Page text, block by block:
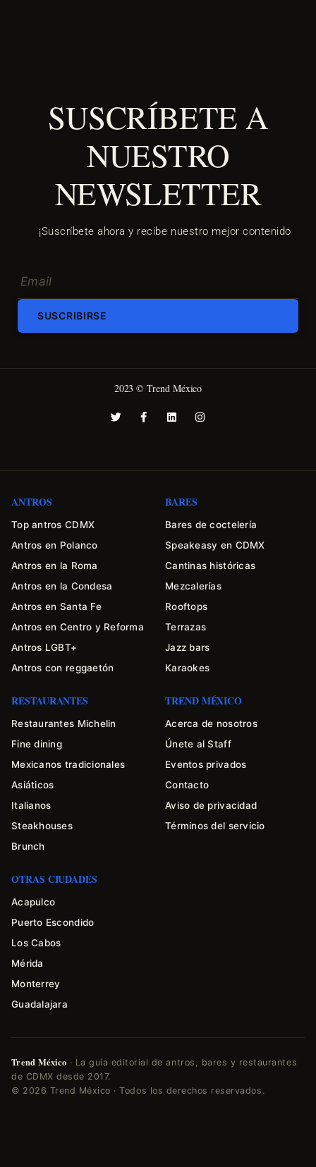
SUSCRÍBETE A
NUESTRO
NEWSLETTER
¡Suscríbete ahora y recibe nuestro mejor contenido
SUSCRIBIRSE
2023 © Trend México
ANTROS
Top antros CDMX
Antros en Polanco
Antros en la Roma
Antros en la Condesa
Antros en Santa Fe
Antros en Centro y Reforma
Antros LGBT+
Antros con reggaetón
BARES
Bares de coctelería
Speakeasy en CDMX
Cantinas históricas
Mezcalerías
Rooftops
Terrazas
Jazz bars
Karaokes
RESTAURANTES
Restaurantes Michelin
Fine dining
Mexicanos tradicionales
Asiáticos
Italianos
Steakhouses
Brunch
TREND MÉXICO
Acerca de nosotros
Únete al Staff
Eventos privados
Contacto
Aviso de privacidad
Términos del servicio
OTRAS CIUDADES
Acapulco
Puerto Escondido
Los Cabos
Mérida
Monterrey
Guadalajara
Trend México · La guía editorial de antros, bares y restaurantes
de CDMX desde 2017.
© 2026 Trend México · Todos los derechos reservados.